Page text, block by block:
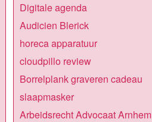
Digitale agenda
Audicien Blerick
horeca apparatuur
cloudpillo review
Borrelplank graveren cadeau
slaapmasker
Arbeidsrecht Advocaat Arnhem